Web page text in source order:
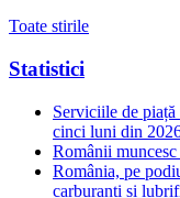
Toate stirile
Statistici
Serviciile de
cinci luni din
Românii
România, pe
carburanți și